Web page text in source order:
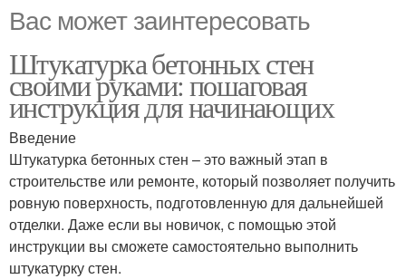
Вас может заинтересовать
Штукатурка бетонных стен
своими руками: пошаговая
инструкция для начинающих
Введение
Штукатурка бетонных стен – это важный этап в
строительстве или ремонте, который позволяет получить
ровную поверхность, подготовленную для дальнейшей
отделки. Даже если вы новичок, с помощью этой
инструкции вы сможете самостоятельно выполнить
штукатурку стен.